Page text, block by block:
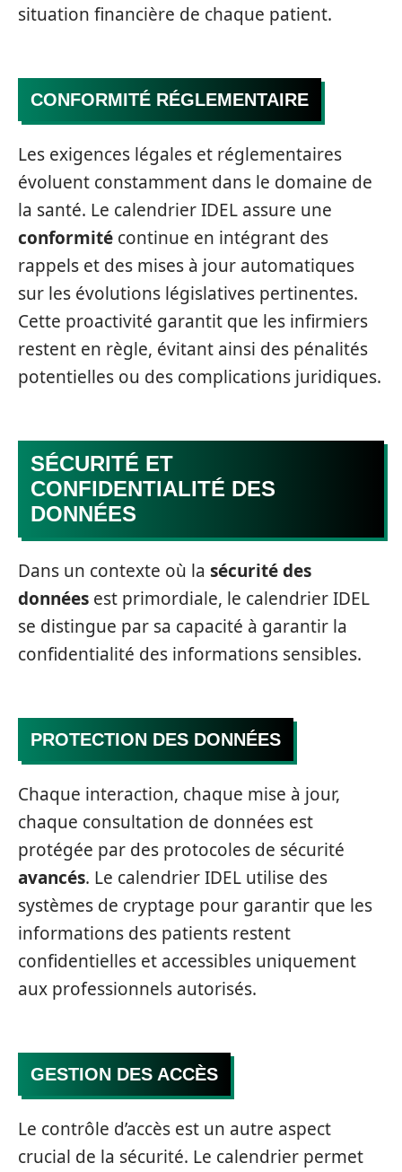
situation financière de chaque patient.
CONFORMITÉ RÉGLEMENTAIRE
Les exigences légales et réglementaires
évoluent constamment dans le domaine de
la santé. Le calendrier IDEL assure une
conformité continue en intégrant des
rappels et des mises à jour automatiques
sur les évolutions législatives pertinentes.
Cette proactivité garantit que les infirmiers
restent en règle, évitant ainsi des pénalités
potentielles ou des complications juridiques.
SÉCURITÉ ET
CONFIDENTIALITÉ DES
DONNÉES
Dans un contexte où la sécurité des
données est primordiale, le calendrier IDEL
se distingue par sa capacité à garantir la
confidentialité des informations sensibles.
PROTECTION DES DONNÉES
Chaque interaction, chaque mise à jour,
chaque consultation de données est
protégée par des protocoles de sécurité
avancés. Le calendrier IDEL utilise des
systèmes de cryptage pour garantir que les
informations des patients restent
confidentielles et accessibles uniquement
aux professionnels autorisés.
GESTION DES ACCÈS
Le contrôle d’accès est un autre aspect
crucial de la sécurité. Le calendrier permet